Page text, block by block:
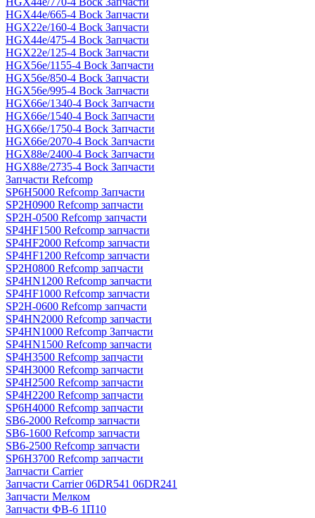
HGX44e/665-4 Bock Запчасти
HGX22e/160-4 Bock Запчасти
HGX44e/475-4 Bock Запчасти
HGX22e/125-4 Bock Запчасти
HGX56e/1155-4 Bock Запчасти
HGX56e/850-4 Bock Запчасти
HGX56e/995-4 Bock Запчасти
HGX66e/1340-4 Bock Запчасти
HGX66e/1540-4 Bock Запчасти
HGX66e/1750-4 Bock Запчасти
HGX66e/2070-4 Bock Запчасти
HGX88e/2400-4 Bock Запчасти
HGX88e/2735-4 Bock Запчасти
Запчасти Refcomp
SP6H5000 Refcomp Запчасти
SP2H0900 Refcomp запчасти
SP2H-0500 Refcomp запчасти
SP4HF1500 Refcomp запчасти
SP4HF2000 Refcomp запчасти
SP4HF1200 Refcomp запчасти
SP2H0800 Refcomp запчасти
SP4HN1200 Refcomp запчасти
SP4HF1000 Refcomp запчасти
SP2H-0600 Refcomp запчасти
SP4HN2000 Refcomp запчасти
SP4HN1000 Refcomp Запчасти
SP4HN1500 Refcomp запчасти
SP4H3500 Refcomp запчасти
SP4H3000 Refcomp запчасти
SP4H2500 Refcomp запчасти
SP4H2200 Refcomp запчасти
SP6H4000 Refcomp запчасти
SB6-2000 Refcomp запчасти
SB6-1600 Refcomp запчасти
SB6-2500 Refcomp запчасти
SP6H3700 Refcomp запчасти
Запчасти Carrier
Запчасти Carrier 06DR541 06DR241
Запчасти Мелком
Запчасти ФВ-6 1П10